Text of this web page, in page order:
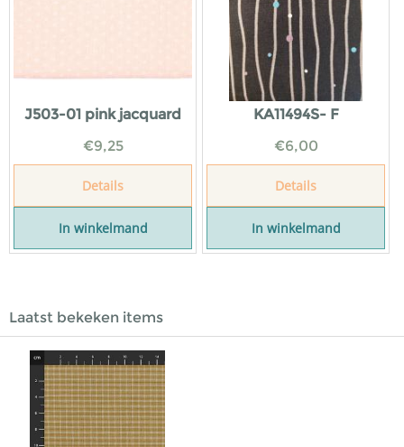
J503-01 pink jacquard
€9,25
Details
In winkelmand
KA11494S- F
€6,00
Details
In winkelmand
Laatst bekeken items